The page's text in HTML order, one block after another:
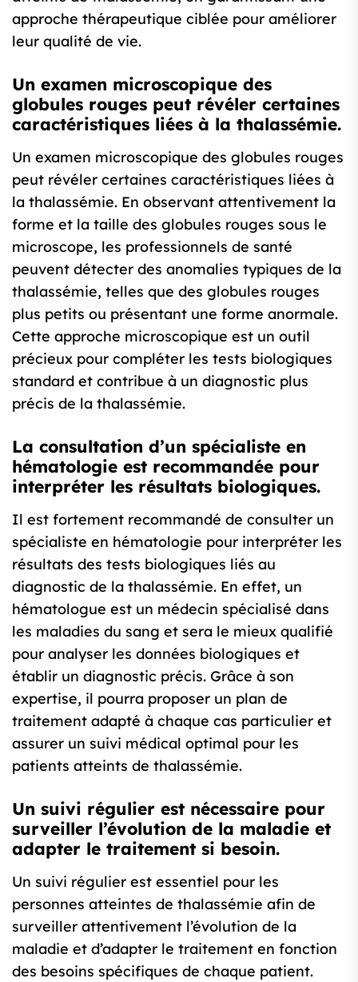
approche thérapeutique ciblée pour améliorer
leur qualité de vie.
Un examen microscopique des
globules rouges peut révéler certaines
caractéristiques liées à la thalassémie.
Un examen microscopique des globules rouges
peut révéler certaines caractéristiques liées à
la thalassémie. En observant attentivement la
forme et la taille des globules rouges sous le
microscope, les professionnels de santé
peuvent détecter des anomalies typiques de la
thalassémie, telles que des globules rouges
plus petits ou présentant une forme anormale.
Cette approche microscopique est un outil
précieux pour compléter les tests biologiques
standard et contribue à un diagnostic plus
précis de la thalassémie.
La consultation d’un spécialiste en
hématologie est recommandée pour
interpréter les résultats biologiques.
Il est fortement recommandé de consulter un
spécialiste en hématologie pour interpréter les
résultats des tests biologiques liés au
diagnostic de la thalassémie. En effet, un
hématologue est un médecin spécialisé dans
les maladies du sang et sera le mieux qualifié
pour analyser les données biologiques et
établir un diagnostic précis. Grâce à son
expertise, il pourra proposer un plan de
traitement adapté à chaque cas particulier et
assurer un suivi médical optimal pour les
patients atteints de thalassémie.
Un suivi régulier est nécessaire pour
surveiller l’évolution de la maladie et
adapter le traitement si besoin.
Un suivi régulier est essentiel pour les
personnes atteintes de thalassémie afin de
surveiller attentivement l’évolution de la
maladie et d’adapter le traitement en fonction
des besoins spécifiques de chaque patient.